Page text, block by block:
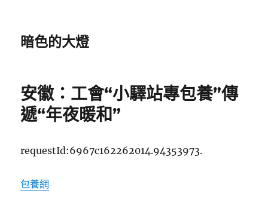
暗色的大燈
安徽：工會“小驛站專包養”傳
遞“年夜暖和”
requestId:6967c162262014.94353973.
包養網